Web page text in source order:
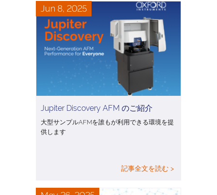
Jun 8, 2025
Jupiter Discovery AFM のご紹介
大型サンプルAFMを誰もが利用できる環境を提
供します
記事全文を読む >